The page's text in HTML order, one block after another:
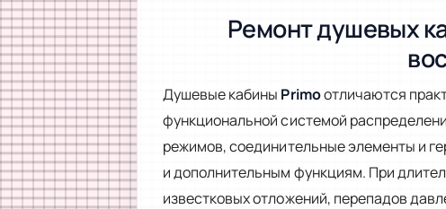
Ремонт душевых
Душевые кабины Primoотличаются
функциональной системой
режимов, соединительные элементы и
и дополнительным функциям. При
известковых отложений, перепадов